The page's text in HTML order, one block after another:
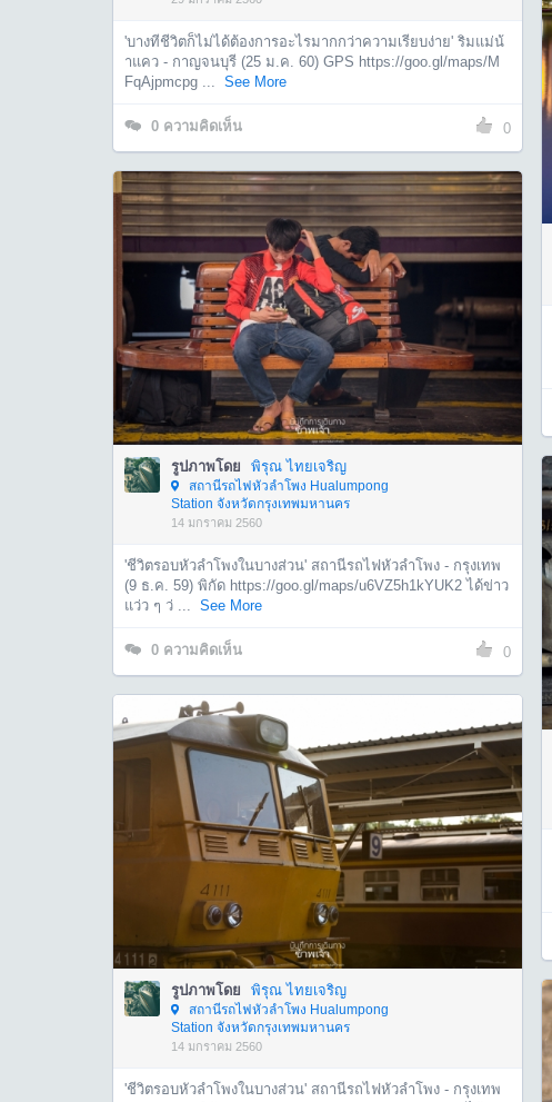
'บางทีชีวิตก็ไม่ได้ต้องการอะไรมากกว่าความเรียบง่าย' ริมแม่น้
ำแคว - กาญจนบุรี (25 ม.ค. 60) GPS https://goo.gl/maps/M
FqAjpmcpg ... See More
0 ความคิดเห็น 0
รูปภาพโดย พิรุณ ไทยเจริญ
สถานีรถไฟหัวลำโพง Hualumpong
Station จังหวัดกรุงเทพมหานคร
14 มกราคม 2560
'ชีวิตรอบหัวลำโพงในบางส่วน' สถานีรถไฟหัวลำโพง - กรุงเทพ
(9 ธ.ค. 59) พิกัด https://goo.gl/maps/u6VZ5h1kYUK2 ได้ข่าว
แว่ว ๆ ว่ ... See More
0 ความคิดเห็น 0
รูปภาพโดย พิรุณ ไทยเจริญ
สถานีรถไฟหัวลำโพง Hualumpong
Station จังหวัดกรุงเทพมหานคร
14 มกราคม 2560
'ชีวิตรอบหัวลำโพงในบางส่วน' สถานีรถไฟหัวลำโพง - กรุงเทพ